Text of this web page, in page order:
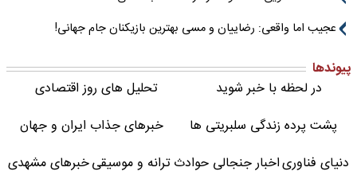
عجیب اما واقعی: رضاییان و مسی بهترین بازیکنان جام جهانی!
پیوندها
در لحظه با خبر شوید
تحلیل های روز اقتصادی
پشت پرده زندگی سلبریتی ها
خبرهای جذاب ایران و جهان
دنیای فناوریاخبار جنجالی حوادثترانه و موسیقیخبرهای مشهدی